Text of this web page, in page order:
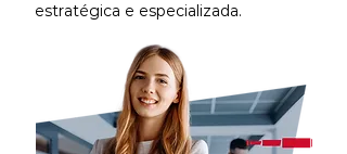
estratégica e especializada.